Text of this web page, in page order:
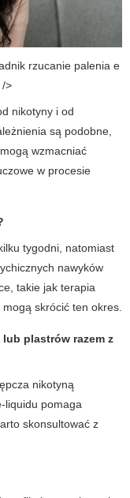
rzucanie palenia e
/>
nikotyny i od
są podobne,
wzmacniać
w procesie
tygodni, natomiast
nawyków
takie jak terapia
skrócić ten okres.
plastrów razem z
nikotyną
liquidu pomaga
skonsultować z